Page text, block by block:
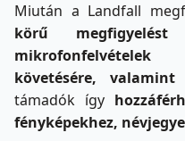
Miután a Landfall
körű
mikrofonfelvételek
követésére,
támadók így
fényképekhez,